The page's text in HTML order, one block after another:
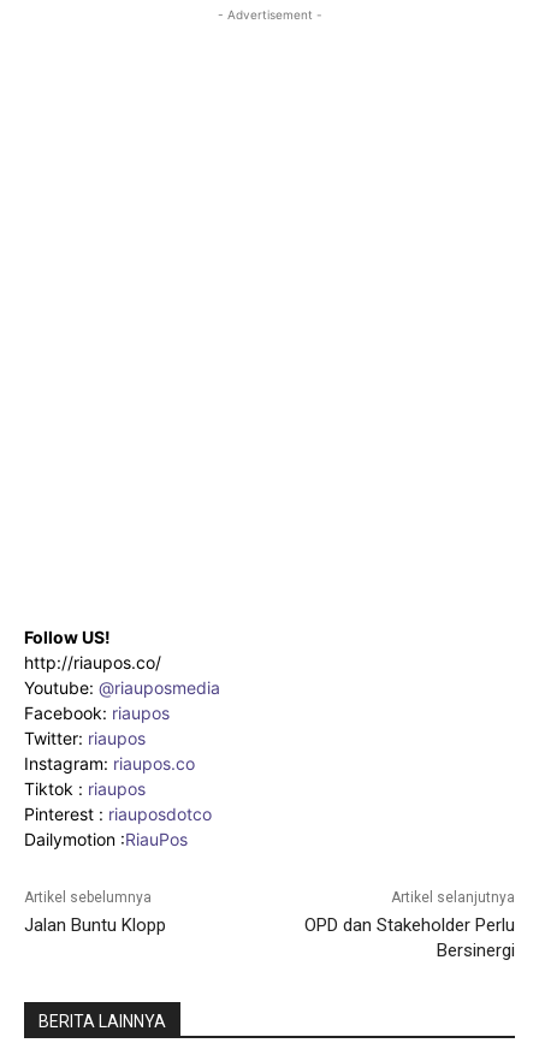
- Advertisement -
Follow US!
http://riaupos.co/
Youtube: @riauposmedia
Facebook: riaupos
Twitter: riaupos
Instagram: riaupos.co
Tiktok : riaupos
Pinterest : riauposdotco
Dailymotion :RiauPos
Artikel sebelumnya
Jalan Buntu Klopp
Artikel selanjutnya
OPD dan Stakeholder Perlu
Bersinergi
BERITA LAINNYA